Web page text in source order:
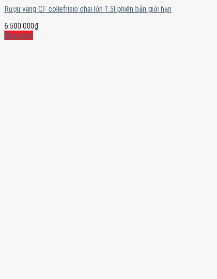
Rượu vang CF collefrisio chai lớn 1.5l phiên bản giới hạn
6.500.000₫
Mua ngay